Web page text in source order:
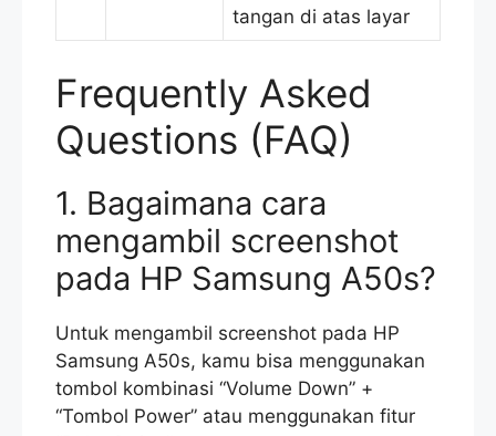
tangan di atas layar
Frequently Asked
Questions (FAQ)
1. Bagaimana cara
mengambil screenshot
pada HP Samsung A50s?
Untuk mengambil screenshot pada HP
Samsung A50s, kamu bisa menggunakan
tombol kombinasi “Volume Down” +
“Tombol Power” atau menggunakan fitur